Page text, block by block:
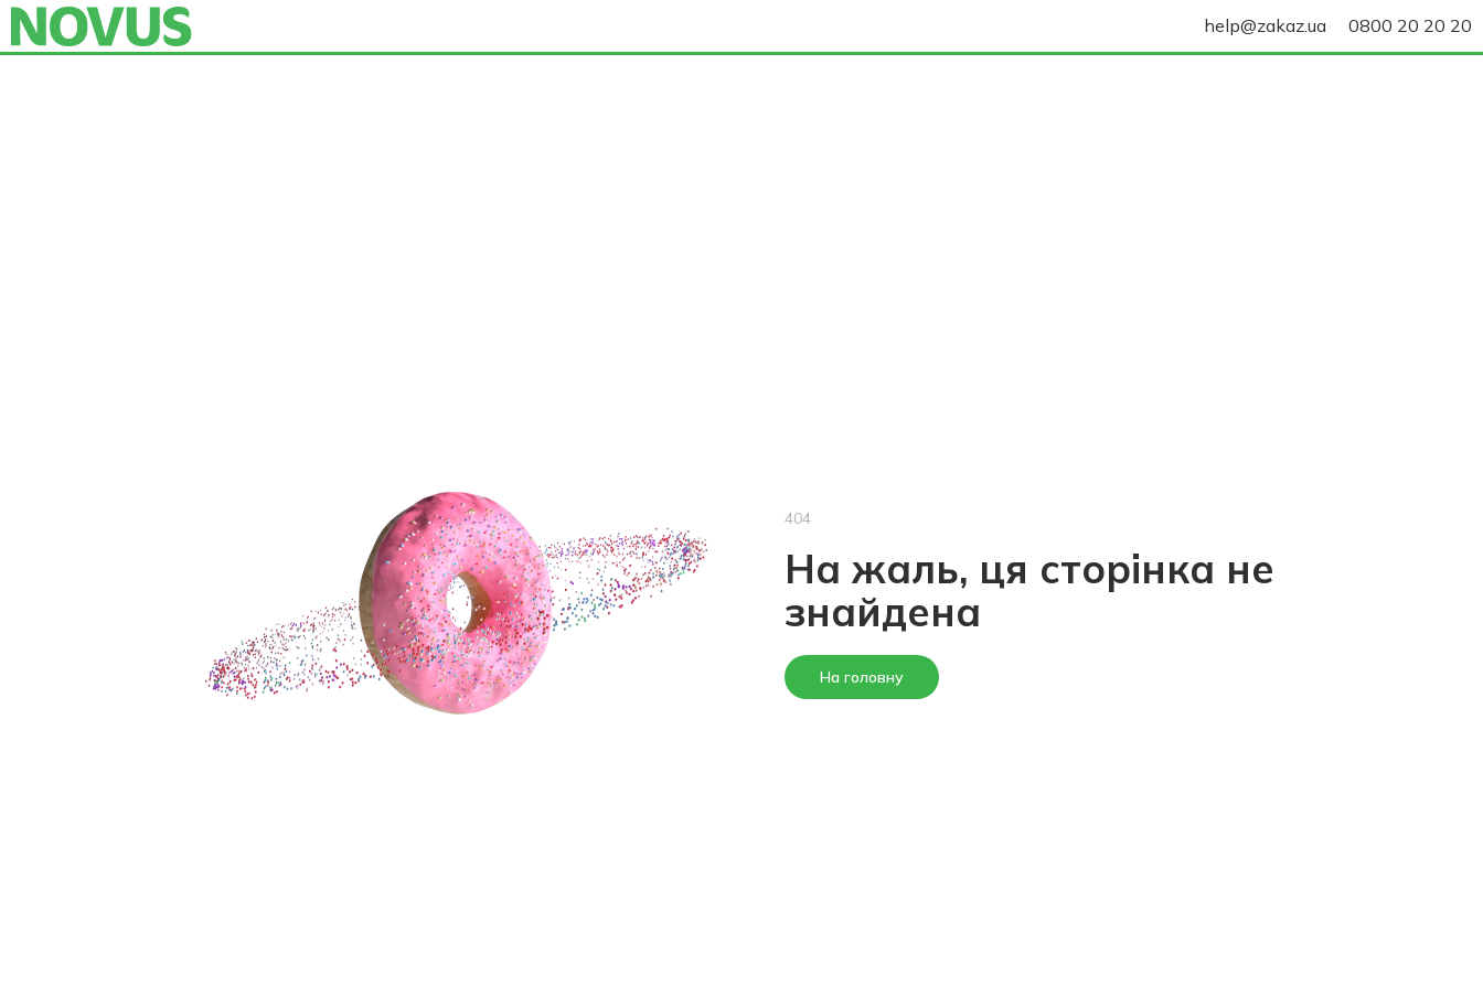
help@zakaz.ua 0800 20 20 20
404
На жаль, ця сторінка не
знайдена
На головну